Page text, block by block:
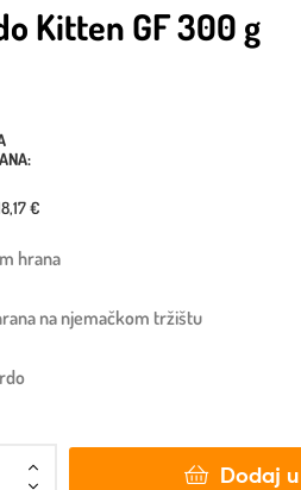
Kitten GF 300 g
€
hrana
na njemačkom tržištu
Dodaj